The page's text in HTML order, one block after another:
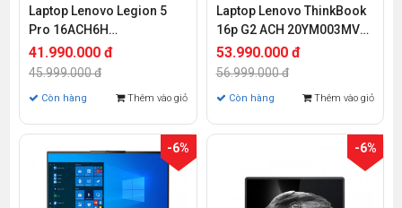
Laptop Lenovo Legion 5
Pro 16ACH6H
82JQ00S7VN (Ryzen 7-
5800H | 16GB | 512GB | RTX
| Win 11)
41.990.000 đ
45.999.000 đ
Còn hàng Thêm vào giỏ
Laptop Lenovo ThinkBook
16p G2 ACH 20YM003MVN
(Ryzen R9-5900HX | 32GB |
1TB | RTX 3060 6GB | 16
53.990.000 đ
56.999.000 đ
Còn hàng Thêm vào giỏ
-6% -6%